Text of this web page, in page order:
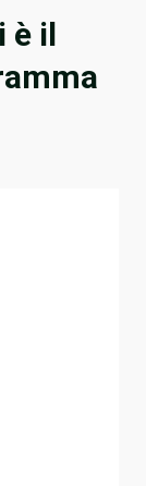
è il